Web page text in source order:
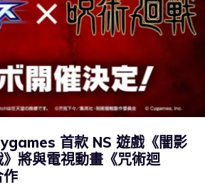
首款 NS 遊戲《闇影
將與電視動畫《咒術迴
作